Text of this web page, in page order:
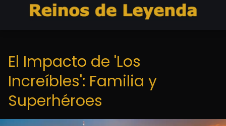
El Impacto de 'Los
Increíbles': Familia y
Superhéroes